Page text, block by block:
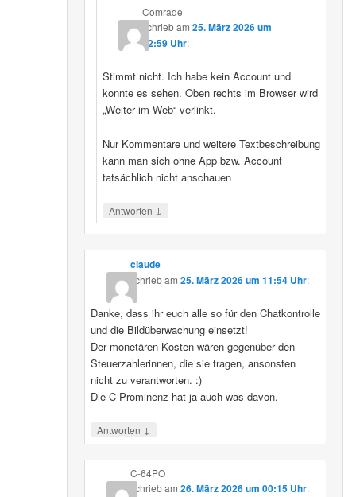
Comrade
schriebam 25. März 2026 um
12:59 Uhr:
Stimmt nicht. Ich habe kein Account und
konnte es sehen. Oben rechts im Browser wird
„Weiter im Web“ verlinkt.
Nur Kommentare und weitere Textbeschreibung
kann man sich ohne App bzw. Account
tatsächlich nicht anschauen
Antworten ↓
claude
schriebam 25. März 2026 um 11:54 Uhr:
Danke, dass ihr euch alle so für den Chatkontrolle
und die Bildüberwachung einsetzt!
Der monetären Kosten wären gegenüber den
Steuerzahlerinnen, die sie tragen, ansonsten
nicht zu verantworten. :)
Die C-Prominenz hat ja auch was davon.
Antworten ↓
C-64PO
schriebam 26. März 2026 um 00:15 Uhr: